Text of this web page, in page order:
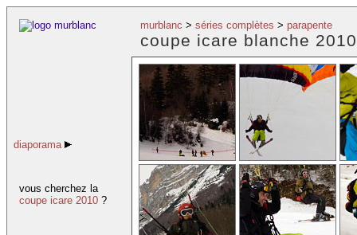
diaporama
vous cherchez la
coupe icare 2010 ?
murblanc > séries complètes > parapente
coupe icare blanche 2010